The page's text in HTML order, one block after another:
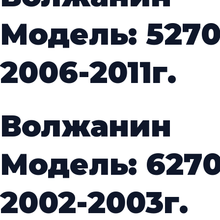
Модель:
2006-2011г.
Волжанин
Модель:
2002-2003г.